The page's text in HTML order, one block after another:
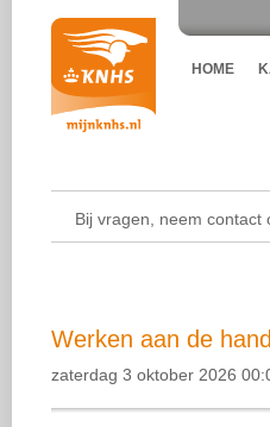
HOME
Bij vragen, neem
Werken aan de
zaterdag 3 oktober 2026